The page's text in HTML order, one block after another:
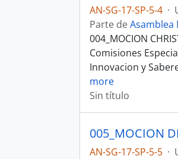
AN-SG-17-SP-5-4 ·
Parte deAsamblea
004_MOCION
Comisiones
Innovacion y
more
Sin título
AN-SG-17-SP-5-5 ·